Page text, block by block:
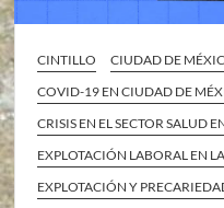
CINTILLO
CIUDAD DE
COVID-19 EN CIUDAD DE
CRISIS EN EL SECTOR SALUD
EXPLOTACIÓN LABORAL EN
EXPLOTACIÓN Y